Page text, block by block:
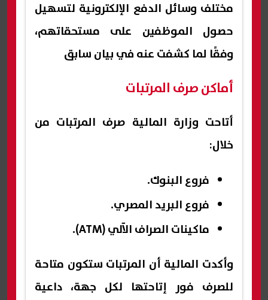
مختلف وسائل الدفع الإلكترونية لتسهيل
حصول الموظفين على مستحقاتهم،
وفقًا لما كشفت عنه في بيان سابق
أماكن صرف المرتبات
أتاحت وزارة المالية صرف المرتبات من
خلال:
فروع البنوك.
فروع البريد المصري.
ماكينات الصراف الآلي (ATM).
وأكدت المالية أن المرتبات ستكون متاحة
للصرف فور إتاحتها لكل جهة، داعية